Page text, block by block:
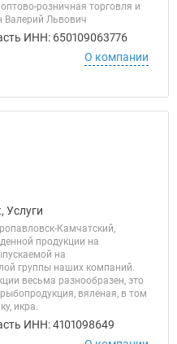
розничная торговля и
Валерий Львович
ИНН: 650109063776
О компании
Услуги
Камчатский,
продукции на
на
группы наших компаний.
весьма разнообразен, это
вяленая, в том
икра.
ИНН: 4101098649